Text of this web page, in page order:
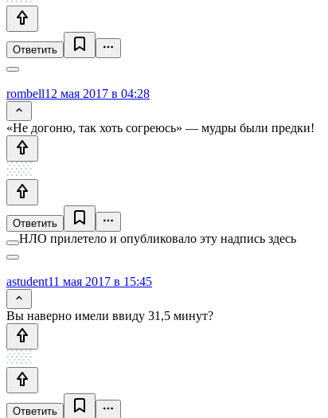
Ответить
rombell12 мая 2017 в 04:28
«Не догоню, так хоть согреюсь» — мудры были предки!
Ответить
НЛО прилетело и опубликовало эту надпись здесь
astudent11 мая 2017 в 15:45
Вы наверно имели ввиду 31,5 минут?
Ответить